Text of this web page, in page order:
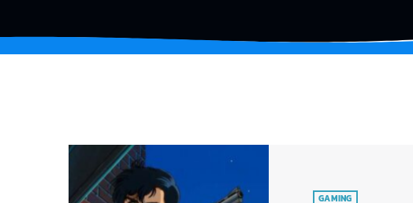
GAMING